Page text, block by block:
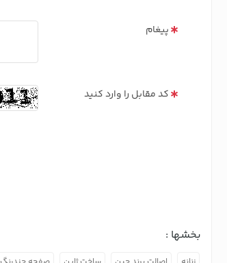
پیغام
کد مقابل را وارد کنید
بخشها :